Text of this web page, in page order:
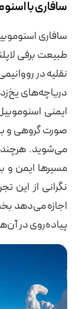
سافاری با
طبیعت برفی
نقلیه در
دریاچه‌های
ایمنی
صورت گروهی و
می‌شوید. هرچند
مسیرها ایمن و
نگرانی از این
اجازه می‌دهد
پیاده‌روی در